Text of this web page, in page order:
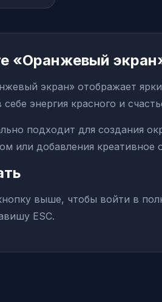
«Оранжевый
экран» отображает
энергия красного и
подходит для создания
или добавления
выше, чтобы войти в
ESC.